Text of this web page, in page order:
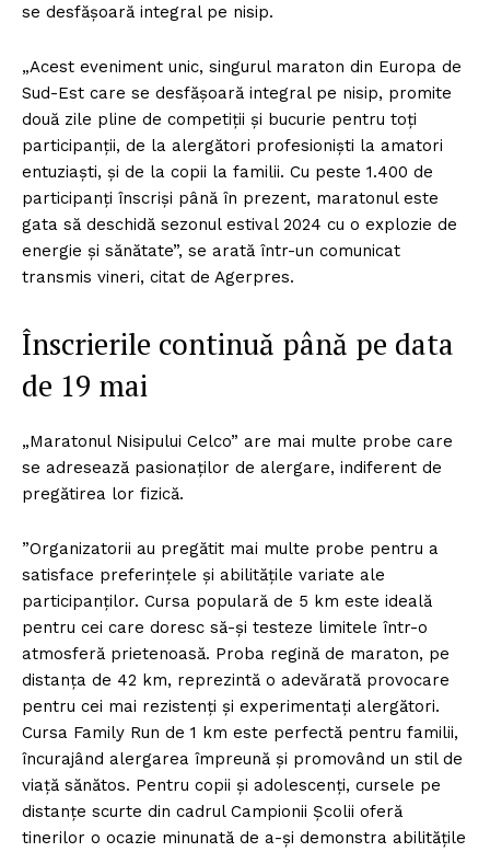
se desfășoară integral pe nisip.
„Acest eveniment unic, singurul maraton din Europa de
Sud-Est care se desfăşoară integral pe nisip, promite
două zile pline de competiţii şi bucurie pentru toţi
participanţii, de la alergători profesionişti la amatori
entuziaşti, şi de la copii la familii. Cu peste 1.400 de
participanţi înscrişi până în prezent, maratonul este
gata să deschidă sezonul estival 2024 cu o explozie de
energie şi sănătate”, se arată într-un comunicat
transmis vineri, citat de Agerpres.
Înscrierile continuă până pe data
de 19 mai
„Maratonul Nisipului Celco” are mai multe probe care
se adresează pasionaților de alergare, indiferent de
pregătirea lor fizică.
”Organizatorii au pregătit mai multe probe pentru a
satisface preferinţele şi abilităţile variate ale
participanţilor. Cursa populară de 5 km este ideală
pentru cei care doresc să-şi testeze limitele într-o
atmosferă prietenoasă. Proba regină de maraton, pe
distanţa de 42 km, reprezintă o adevărată provocare
pentru cei mai rezistenţi şi experimentaţi alergători.
Cursa Family Run de 1 km este perfectă pentru familii,
încurajând alergarea împreună şi promovând un stil de
viaţă sănătos. Pentru copii şi adolescenţi, cursele pe
distanţe scurte din cadrul Campionii Şcolii oferă
tinerilor o ocazie minunată de a-şi demonstra abilităţile